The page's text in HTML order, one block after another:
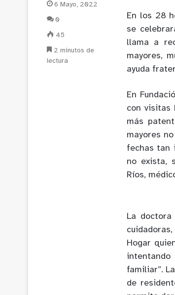
En los 28
se
llama a
mayores,
ayuda
En
con visitas
más
mayores
fechas tan
no exista,
Ríos,
La doctora
Hogar
familiar”.
de
6 Mayo, 2022
0
45
2 minutos de
lectura